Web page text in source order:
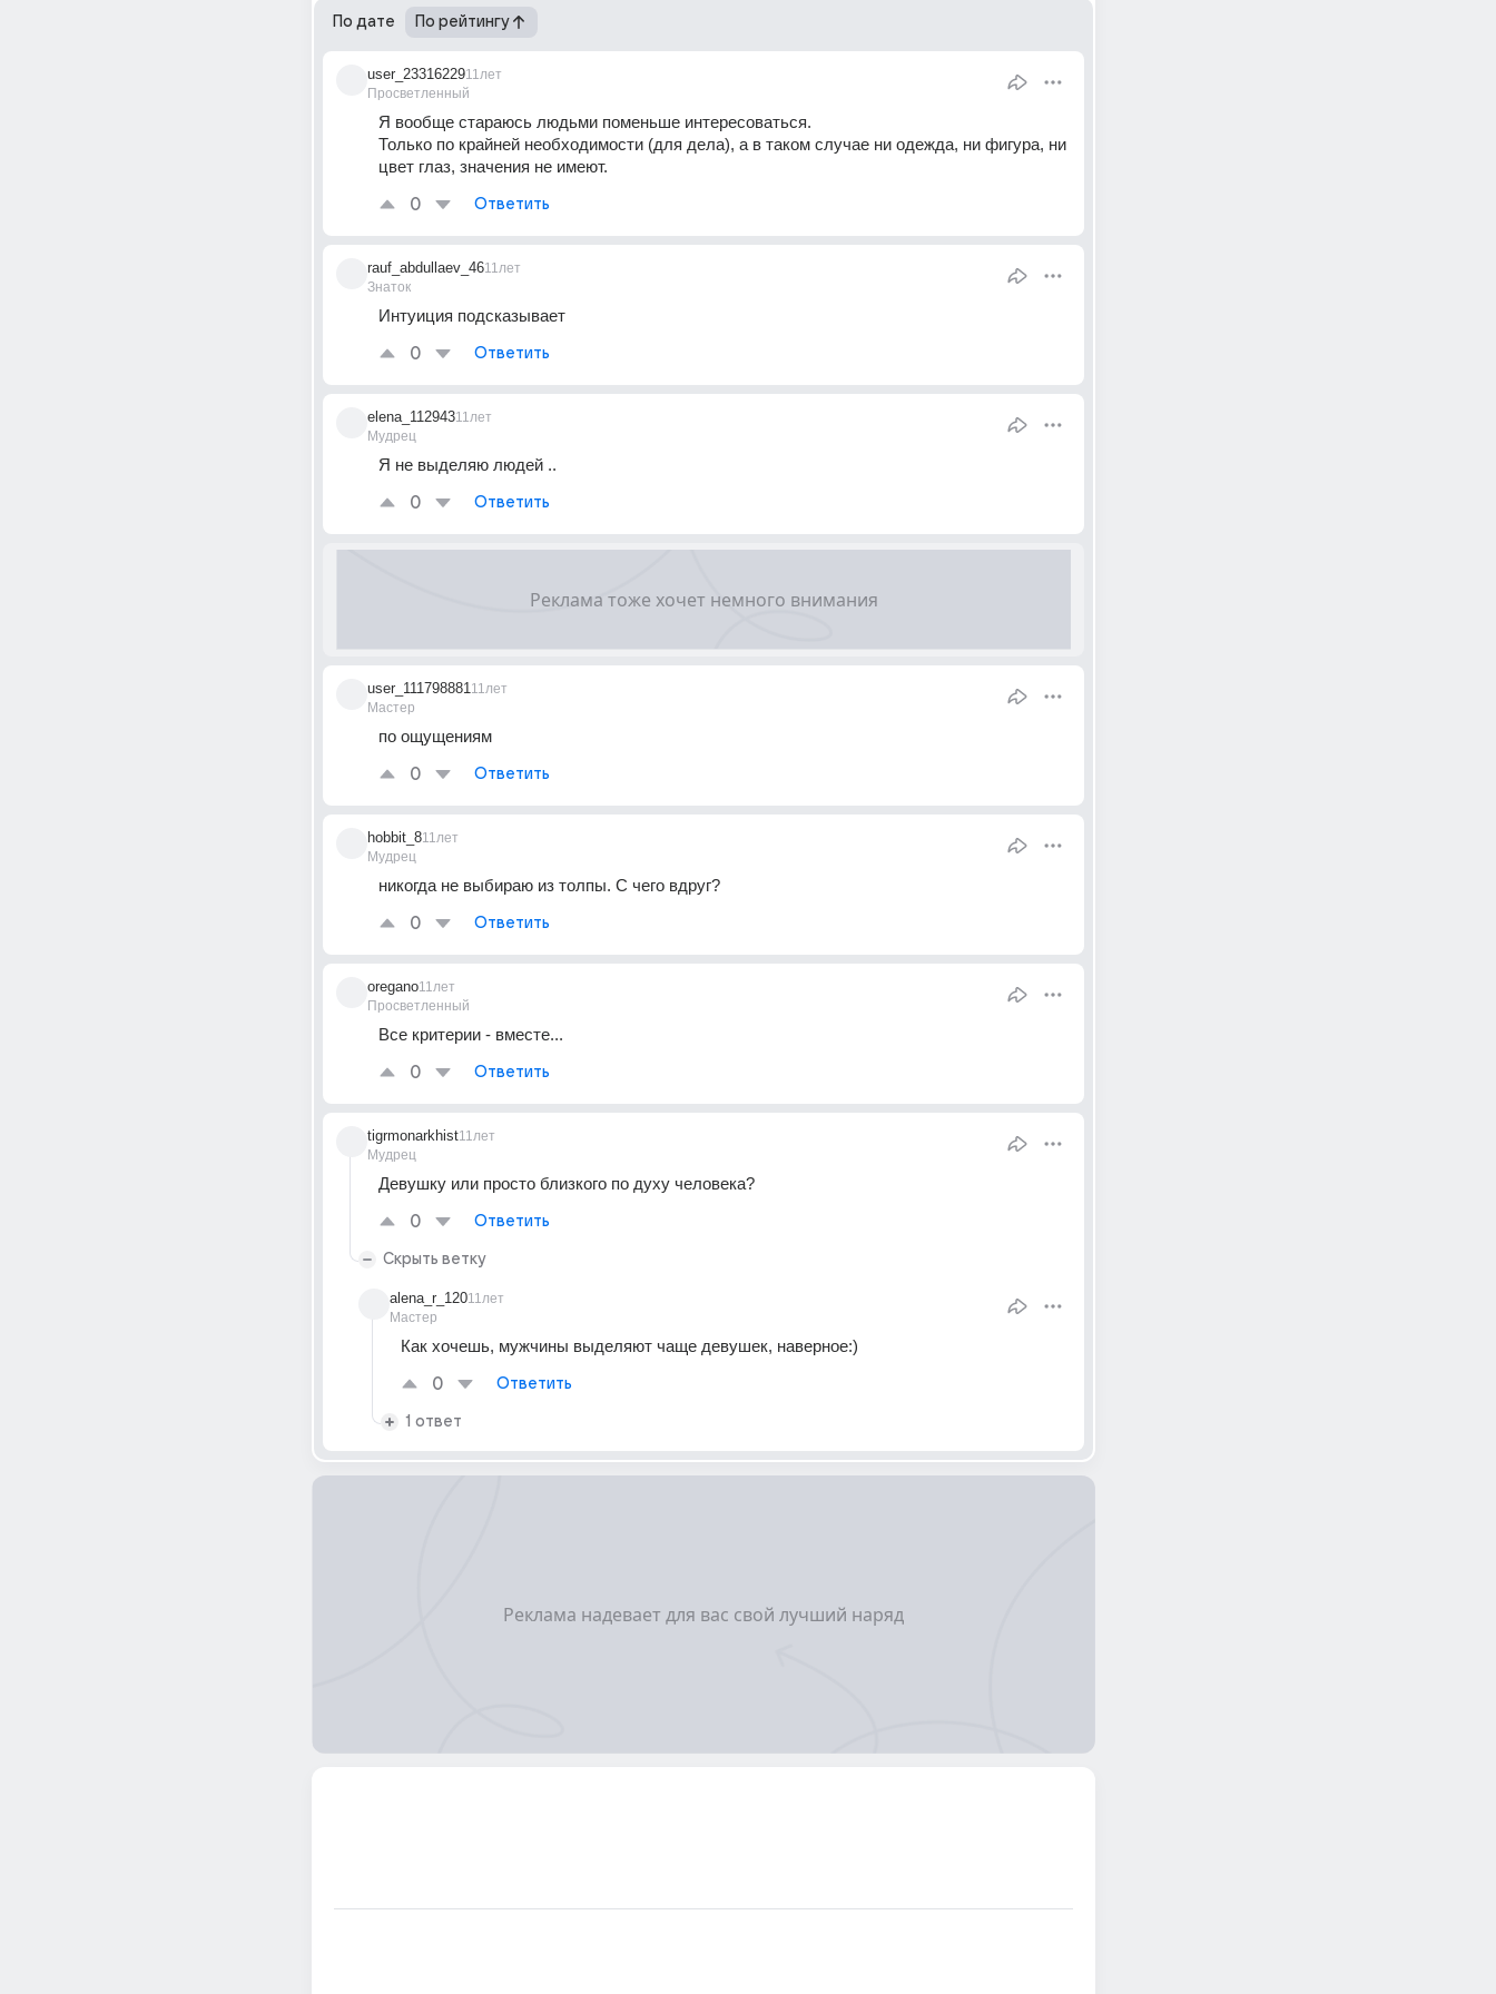
По дате По рейтингу
user_23316229
Просветленный
11лет
Я вообще стараюсь людьми поменьше интересоваться.
Только по крайней необходимости (для дела), а в таком случае ни одежда, ни фигура, ни
цвет глаз, значения не имеют.
0 Ответить
rauf_abdullaev_46
Знаток
11лет
Интуиция подсказывает
0 Ответить
elena_112943
Мудрец
11лет
Я не выделяю людей ..
0 Ответить
user_111798881
Мастер
11лет
по ощущениям
0 Ответить
hobbit_8
Мудрец
11лет
никогда не выбираю из толпы. С чего вдруг?
0 Ответить
oregano
Просветленный
11лет
Все критерии - вместе...
0 Ответить
tigrmonarkhist
Мудрец
11лет
Девушку или просто близкого по духу человека?
0 Ответить
Скрыть ветку
alena_r_120
Мастер
11лет
Как хочешь, мужчины выделяют чаще девушек, наверное:)
0 Ответить
1 ответ